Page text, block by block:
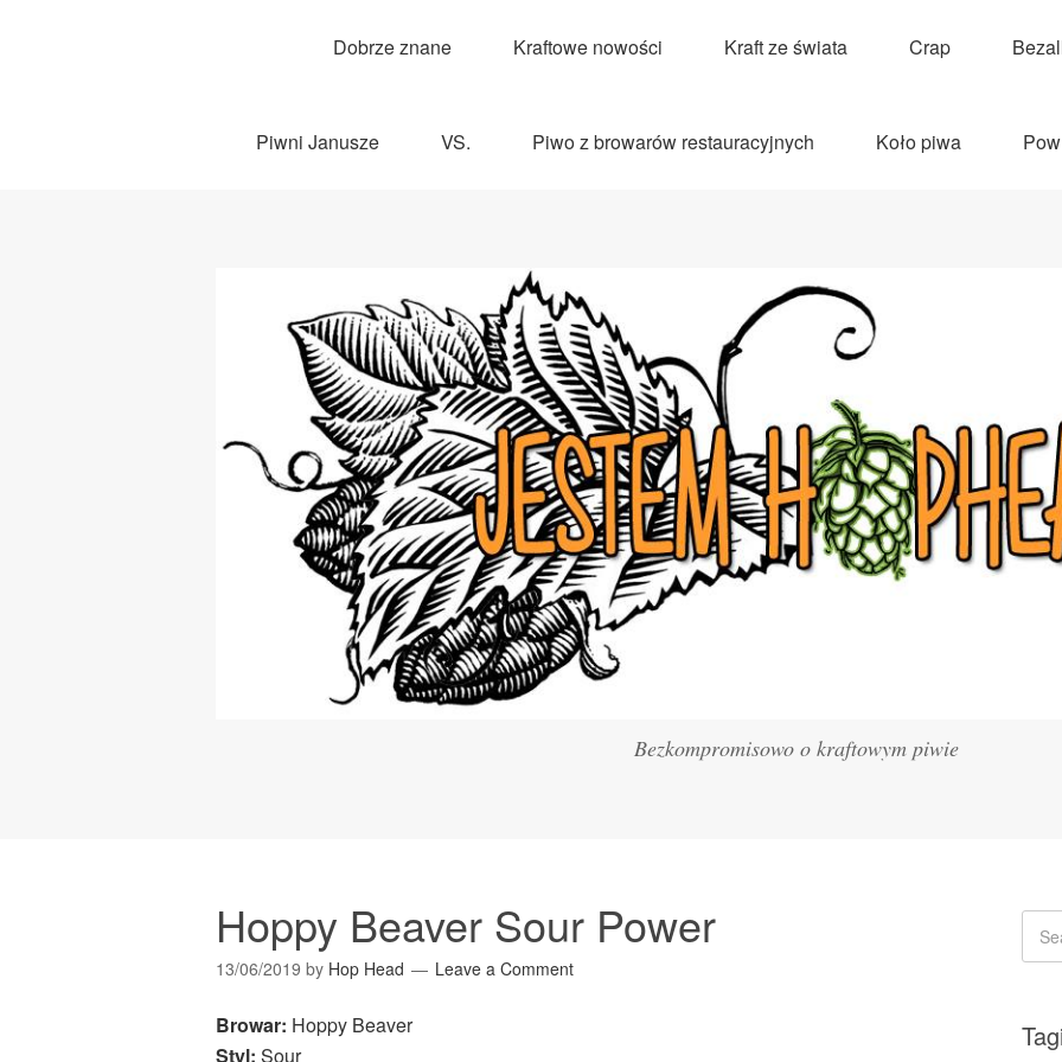
Dobrze znane Kraftowe nowości Kraft ze świata Crap
Piwni Janusze VS. Piwo z browarów restauracyjnych Koło piwa
Bezkompromisowo o kraftowym piwie
Hoppy Beaver Sour Power
13/06/2019 by Hop Head Leave a Comment
Browar: Hoppy Beaver
Styl: Sour